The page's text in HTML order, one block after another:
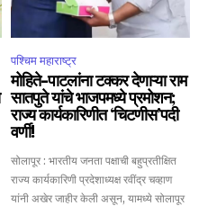
पश्चिम महाराष्ट्र
मोहिते-पाटलांना टक्कर देणाऱ्या राम
सातपुते यांचे भाजपमध्ये प्रमोशन;
राज्य कार्यकारिणीत ‘चिटणीस’पदी
वर्णी!
सोलापूर : भारतीय जनता पक्षाची बहुप्रतीक्षित
राज्य कार्यकारिणी प्रदेशाध्यक्ष रवींद्र चव्हाण
यांनी अखेर जाहीर केली असून, यामध्ये सोलापूर